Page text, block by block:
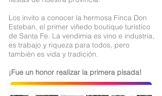
Los invito a conocer la hermosa Finca Don
Esteban, el primer viñedo boutique turístico
de Santa Fe. La vendimia es vino e industria,
es trabajo y riqueza para todos, pero
también es vida y tradición.
¡Fue un honor realizar la primera pisada!